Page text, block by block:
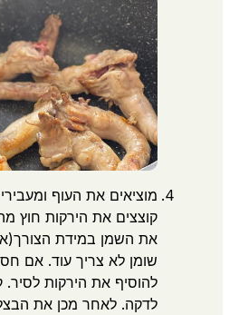
מוציאים את העוף
קוצצים את הירקות חוץ
את השמן במידת
שומן לא צריך עוד. אם
להוסיף את הירקות
לדקה. לאחר מכן את